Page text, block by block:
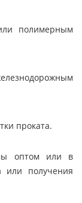
полимерным
проката.
оптом или в
или получения